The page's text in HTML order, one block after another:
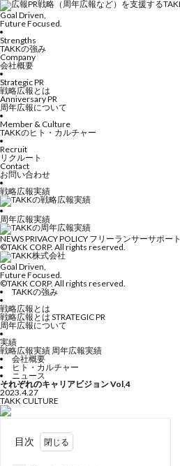
Goal Driven,
Future Focused.
Strengths
TAKKの強み
Company
会社概要
Strategic PR
戦略広報とは
Anniversary PR
周年広報について
Member & Culture
TAKKのヒト・カルチャー
Recruit
リクルート
Contact
お問い合わせ
戦略広報実績
周年広報実績
NEWSPRIVACY POLICY フリーランサーサポート
©TAKK CORP. All rights reserved.
Goal Driven,
Future Focused.
©TAKK CORP. All rights reserved.
TAKKの強み
戦略広報とは
戦略広報とは STRATEGIC PR
周年広報について
実績
戦略広報実績 周年広報実績
会社概要
ヒト・カルチャー
ニュース
それぞれのキャリアビジョン Vol,4
2023.4.27
TAKK CULTURE
目次